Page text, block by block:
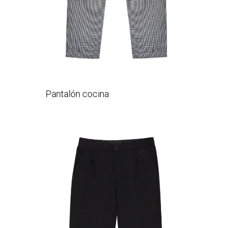
Pantalón cocina